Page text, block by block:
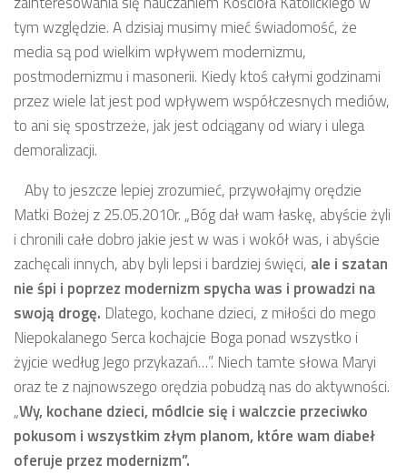
tym względzie. A dzisiaj musimy mieć świadomość, że
media są pod wielkim wpływem modernizmu,
postmodernizmu i masonerii. Kiedy ktoś całymi godzinami
przez wiele lat jest pod wpływem współczesnych mediów,
to ani się spostrzeże, jak jest odciągany od wiary i ulega
demoralizacji.
Aby to jeszcze lepiej zrozumieć, przywołajmy orędzie
Matki Bożej z 25.05.2010r. „Bóg dał wam łaskę, abyście żyli
i chronili całe dobro jakie jest w was i wokół was, i abyście
zachęcali innych, aby byli lepsi i bardziej święci, ale i szatan
nie śpi i poprzez modernizm spycha was i prowadzi na
swoją drogę. Dlatego, kochane dzieci, z miłości do mego
Niepokalanego Serca kochajcie Boga ponad wszystko i
żyjcie według Jego przykazań…”. Niech tamte słowa Maryi
oraz te z najnowszego orędzia pobudzą nas do aktywności.
„Wy, kochane dzieci, módlcie się i walczcie przeciwko
pokusom i wszystkim złym planom, które wam diabeł
oferuje przez modernizm”.